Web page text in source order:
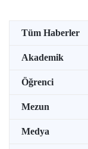
Tüm Haberler
Akademik
Öğrenci
Mezun
Medya